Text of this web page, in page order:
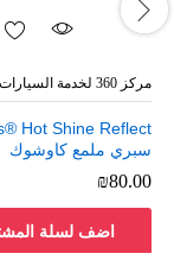
مركز 360 لخدمة السيارات
Hot Shine Reflect
سبري ملمع كاوشوك
₪80.00
اضف لسلة